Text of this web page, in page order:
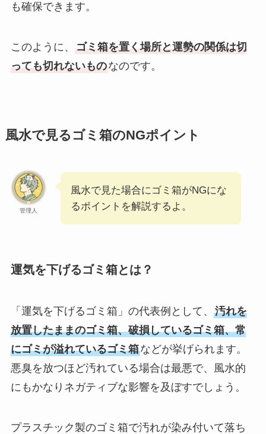
も確保できます。
このように、
ゴミ箱を置く場所と運勢の関係は切
っても切れないものなのです。
風水で見るゴミ箱のNGポイント
管理人
風水で見た場合にゴミ箱がNGにな
るポイントを解説するよ。
運気を下げるゴミ箱とは？
「運気を下げるゴミ箱」の代表例として、 汚れを
放置したままのゴミ箱、破損しているゴミ箱、常
にゴミが溢れているゴミ箱などが挙げられます。
悪臭を放つほど汚れている場合は最悪で、風水的
にもかなりネガティブな影響を及ぼすでしょう。
プラスチック製のゴミ箱で汚れが染み付いて落ち